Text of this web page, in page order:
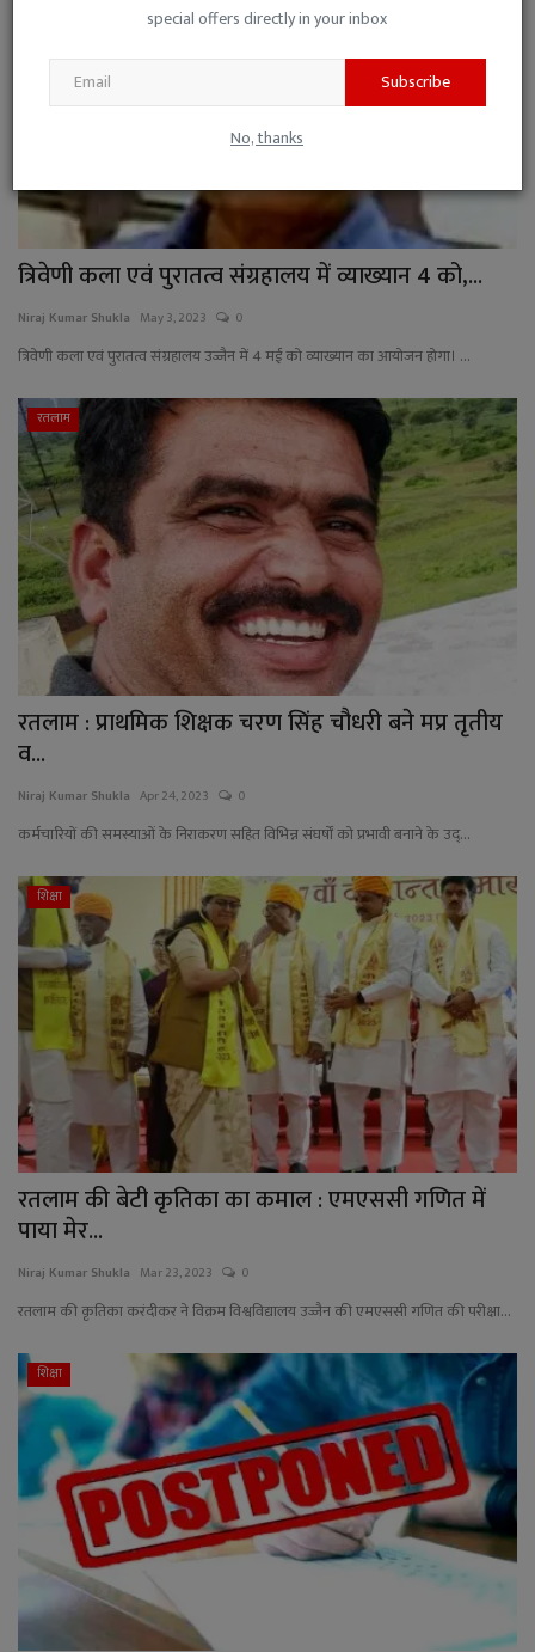
special offers directly in your inbox
Subscribe
No, thanks
त्रिवेणी कला एवं पुरातत्व संग्रहालय में व्याख्यान 4 को,...
Niraj Kumar Shukla May 3, 2023 0
त्रिवेणी कला एवं पुरातत्व संग्रहालय उज्जैन में 4 मई को व्याख्यान का आयोजन होगा। ...
रतलाम
रतलाम : प्राथमिक शिक्षक चरण सिंह चौधरी बने मप्र तृतीय
व...
Niraj Kumar Shukla Apr 24, 2023 0
कर्मचारियों की समस्याओं के निराकरण सहित विभिन्न संघर्षों को प्रभावी बनाने के उद्...
शिक्षा
रतलाम की बेटी कृतिका का कमाल : एमएससी गणित में
पाया मेर...
Niraj Kumar Shukla Mar 23, 2023 0
रतलाम की कृतिका करंदीकर ने विक्रम विश्वविद्यालय उज्जैन की एमएससी गणित की परीक्षा...
शिक्षा